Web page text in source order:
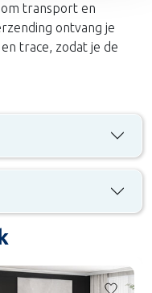
transport en
ontvang je
trace, zodat je de